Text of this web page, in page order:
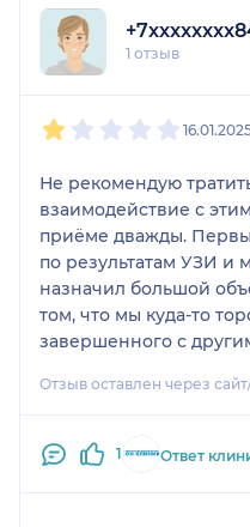
1 отзыв
Не рекомендую
взаимодействие с этим
приёме дважды.
по результатам УЗИ и
назначил большой
том, что мы куда-то
завершенного с
даже спросила в
подписал дни. Я всё
Пришла на приём
Отзыв оставлен через
1 Ответ